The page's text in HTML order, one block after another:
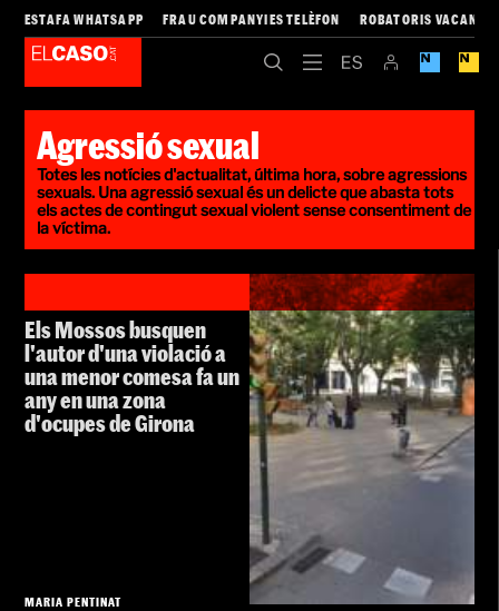
ESTAFA WHATSAPP FRAU COMPANYIES TELÈFON ROBATORIS
Agressió sexual
Totes les notícies d'actualitat, última hora, sobre agressions
sexuals. Una agressió sexual és un delicte que abasta tots
els actes de contingut sexual violent sense consentiment de
la víctima.
Els Mossos busquen
l'autor d'una violació a
una menor comesa fa un
any en una zona
d'ocupes de Girona
MARIA PENTINAT